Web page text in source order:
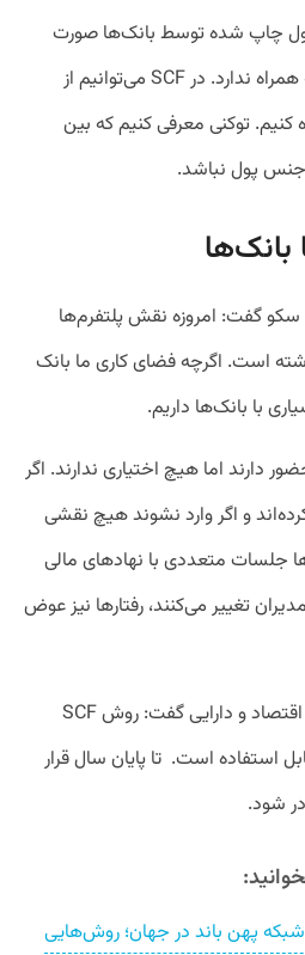
پول چاپ شده توسط بانک‌ها صورت
می‌گیرد، افزایش تورم را نیز به همراه ندارد. در SCF می‌توانیم از
کنیم. توکنی معرفی کنیم که بین
جنس پول نباشد.
بانک‌ها
گفت: امروزه نقش پلتفرم‌ها
از ۷ سال گذشته است. اگرچه فضای کاری ما بانک
با بانک‌ها داریم.
دارند اما هیچ اختیاری ندارند. اگر
و اگر وارد نشوند هیچ نقشی
بارها جلسات متعددی با نهادهای مالی
تغییر می‌کنند، رفتارها نیز عوض
آقای خادم، از مشاوران وزارت اقتصاد و دارایی گفت: روش SCF
استفاده است. تا پایان سال قرار
پهن باند در جهان؛ روش‌هایی